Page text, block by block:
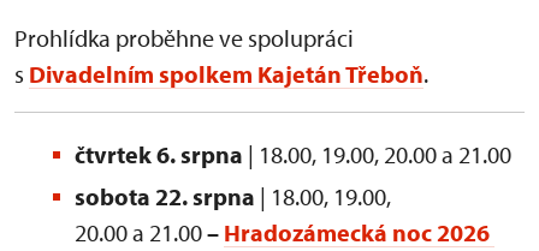
Prohlídka proběhne ve spolupráci
s Divadelním spolkem Kajetán Třeboň.
čtvrtek 6. srpna | 18.00, 19.00, 20.00 a 21.00
sobota 22. srpna | 18.00, 19.00,
20.00 a 21.00– Hradozámecká noc 2026